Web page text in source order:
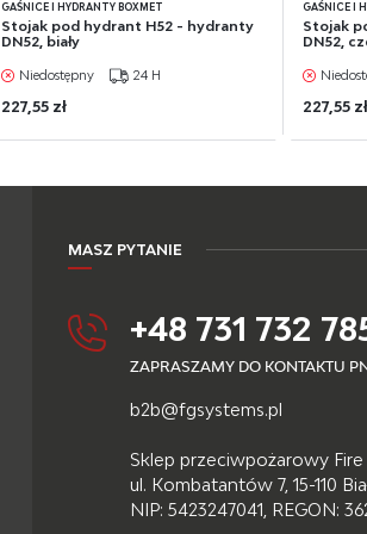
GAŚNICE I HYDRANTY BOXMET
Stojak pod hydrant H52 - hydranty
DN52, biały
Niedostępny 24 H
227,55 zł
GAŚNICE I
Stojak
DN52,
227,55 zł
MASZ PYTANIE
+48 731 732
ZAPRASZAMY DO KONTAKTU
b2b@fgsystems.pl
Sklep przeciwpożarowy Fire
ul. Kombatantów 7, 15-110
NIP: 5423247041, REGON: